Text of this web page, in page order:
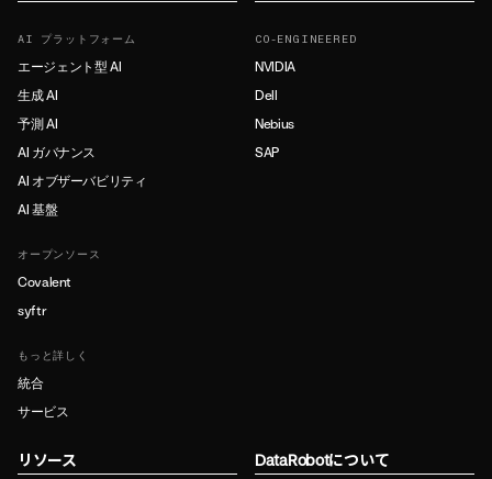
AI プラットフォーム
エージェント型 AI
生成 AI
予測 AI
AI ガバナンス
AI オブザーバビリティ
AI 基盤
オープンソース
Covalent
syftr
もっと詳しく
統合
サービス
CO-ENGINEERED
NVIDIA
Dell
Nebius
SAP
リソース DataRobotについて